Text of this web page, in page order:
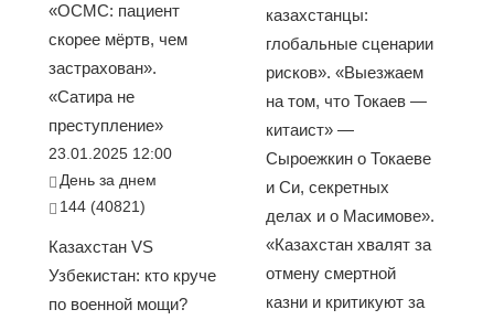
«ОСМС: пациент
скорее мёртв, чем
застрахован».
«Сатира не
преступление»
23.01.2025 12:00
День за днем
144 (40821)
Казахстан VS
Узбекистан: кто круче
по военной мощи?
казахстанцы:
глобальные сценарии
рисков». «Выезжаем
на том, что Токаев —
китаист» —
Сыроежкин о Токаеве
и Си, секретных
делах и о Масимове».
«Казахстан хвалят за
отмену смертной
казни и критикуют за